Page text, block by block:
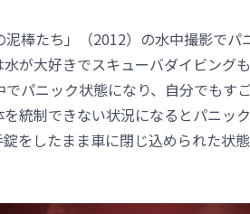
泥棒たち」（2012）の水中撮影でパ
が大好きでスキューバダイビング
でパニック状態になり、自分でもす
統制できない状況になるとパニッ
をしたまま車に閉じ込められた状